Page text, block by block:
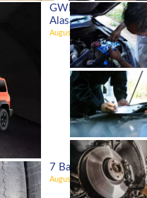
GWM Indonesia
Alasannya!
August 27, 2025
7 Bahaya Ban Mobil
August 5, 2025